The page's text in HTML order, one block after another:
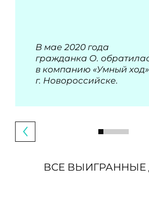
В мае 2020 года
гражданка О.
в компанию «Умный
г. Новороссийске.
ВСЕ ВЫИГРАННЫЕ